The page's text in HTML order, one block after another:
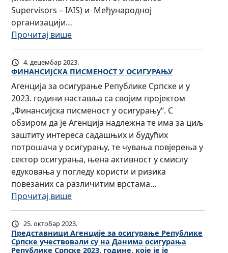
ж
а
в
а
њ
у
п
р
е
д
а
в
а
њ
а
н
а
т
е
м
Supervisors – IAIS) и Међународној
организацији…
Прочитај више:
А
г
е
н
ц
и
ј
а
з
а
о
с
р
а
4. децембар 2023.
ФИНАНСИЈСКА ПИСМЕНОСТ У ОСИГУРАЊУ
Агенција за осигурање Републике Српске и у
2023. години наставља са својим пројектом
„Финансијска писменост у осигурању“. С
обзиром да је Агенција надлежна те има за циљ
заштиту интереса садашњих и будућих
потрошача у осигурању, те чувања повјерења у
сектор осигурања, њена активност у смислу
едуковања у погледу користи и ризика
повезаних са различитим врстама…
Прочитај више:
Ф
И
Н
А
25. октобар 2023.
Представници Агенције за осигурање Републике
Српске учествовали су на Данима осигурања
Републике Српске 2023. године, које је је